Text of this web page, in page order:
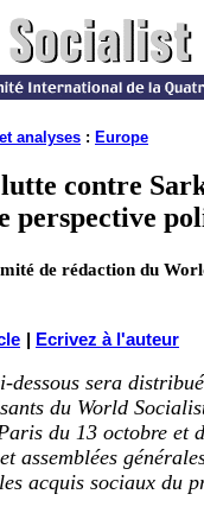
analyses : Europe
contre
perspective
de rédaction du
Ecrivez à l'auteur
dessous sera
du World
du 13 octobre et
assemblées
acquis sociaux du